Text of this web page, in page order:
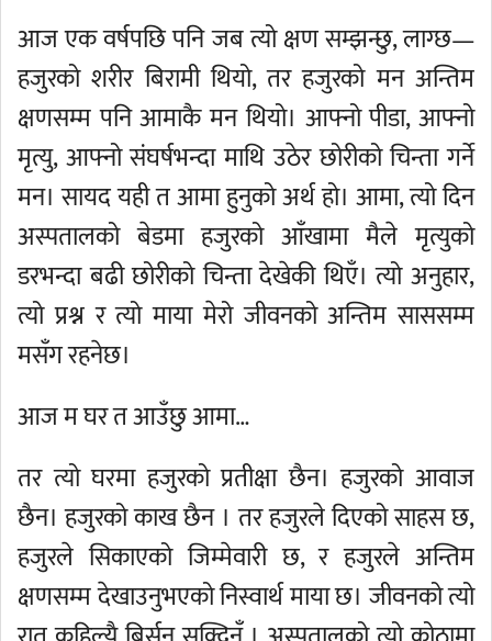
आज एक वर्षपछि पनि जब त्यो क्षण सम्झन्छु, लाग्छ—
हजुरको शरीर बिरामी थियो, तर हजुरको मन अन्तिम
क्षणसम्म पनि आमाकै मन थियो। आफ्नो पीडा, आफ्नो
मृत्यु, आफ्नो संघर्षभन्दा माथि उठेर छोरीको चिन्ता गर्ने
मन। सायद यही त आमा हुनुको अर्थ हो। आमा, त्यो दिन
अस्पतालको बेडमा हजुरको आँखामा मैले मृत्युको
डरभन्दा बढी छोरीको चिन्ता देखेकी थिएँ। त्यो अनुहार,
त्यो प्रश्न र त्यो माया मेरो जीवनको अन्तिम साससम्म
मसँग रहनेछ।
आज म घर त आउँछु आमा…
तर त्यो घरमा हजुरको प्रतीक्षा छैन। हजुरको आवाज
छैन। हजुरको काख छैन । तर हजुरले दिएको साहस छ,
हजुरले सिकाएको जिम्मेवारी छ, र हजुरले अन्तिम
क्षणसम्म देखाउनुभएको निस्वार्थ माया छ। जीवनको त्यो